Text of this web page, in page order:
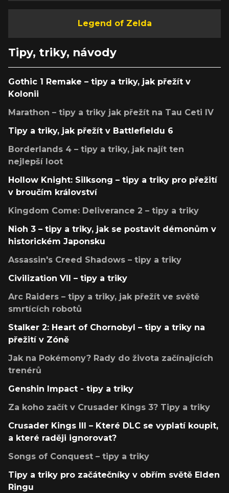
Legend of Zelda
Tipy, triky, návody
Gothic 1 Remake – tipy a triky, jak přežít v
Kolonii
Marathon – tipy a triky jak přežít na Tau Ceti IV
Tipy a triky, jak přežít v Battlefieldu 6
Borderlands 4 – tipy a triky, jak najít ten
nejlepší loot
Hollow Knight: Silksong – tipy a triky pro přežití
v broučím království
Kingdom Come: Deliverance 2 – tipy a triky
Nioh 3 – tipy a triky, jak se postavit démonům v
historickém Japonsku
Assassin's Creed Shadows – tipy a triky
Civilization VII – tipy a triky
Arc Raiders – tipy a triky, jak přežít ve světě
smrtících robotů
Stalker 2: Heart of Chornobyl – tipy a triky na
přežití v Zóně
Jak na Pokémony? Rady do života začínajících
trenérů
Genshin Impact - tipy a triky
Za koho začít v Crusader Kings 3? Tipy a triky
Crusader Kings III – Které DLC se vyplatí koupit,
a které raději ignorovat?
Songs of Conquest – tipy a triky
Tipy a triky pro začátečníky v obřím světě Elden
Ringu